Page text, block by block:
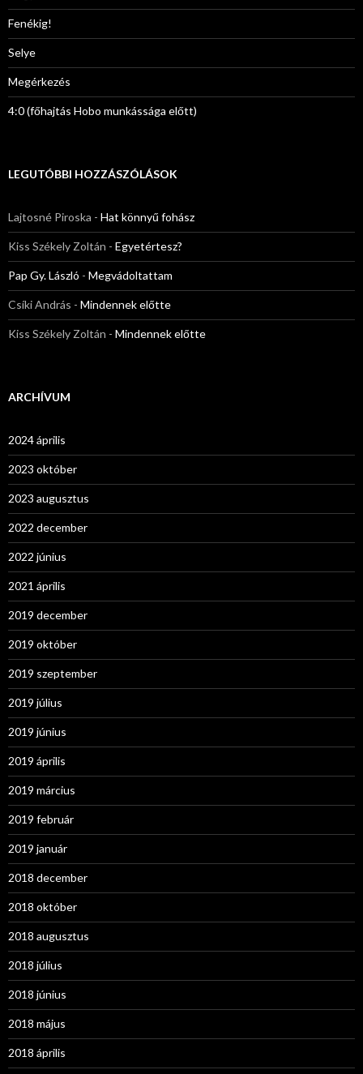
Fenékig!
Selye
Megérkezés
4:0 (főhajtás Hobo munkássága előtt)
LEGUTÓBBI HOZZÁSZÓLÁSOK
Lajtosné Piroska - Hat könnyű fohász
Kiss Székely Zoltán - Egyetértesz?
Pap Gy. László - Megvádoltattam
Csíki András - Mindennek előtte
Kiss Székely Zoltán - Mindennek előtte
ARCHÍVUM
2024 április
2023 október
2023 augusztus
2022 december
2022 június
2021 április
2019 december
2019 október
2019 szeptember
2019 július
2019 június
2019 április
2019 március
2019 február
2019 január
2018 december
2018 október
2018 augusztus
2018 július
2018 június
2018 május
2018 április